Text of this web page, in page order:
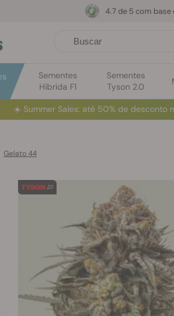
Sementes
Híbrida F1
Sementes
Tyson 2.0
4.7 de 5 com base
☀️ Summer Sales: até 50% de desconto
Gelato 44